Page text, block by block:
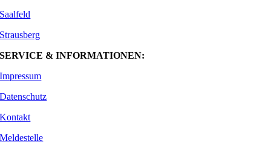
Saalfeld
Strausberg
SERVICE & INFORMATIONEN:
Impressum
Datenschutz
Kontakt
Meldestelle